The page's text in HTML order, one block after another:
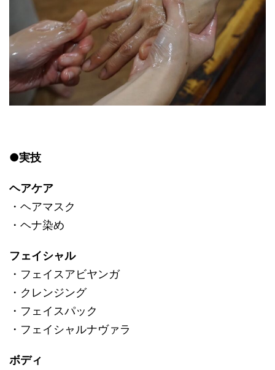
●実技
ヘアケア
・ヘアマスク
・ヘナ染め
フェイシャル
・フェイスアビヤンガ
・クレンジング
・フェイスパック
・フェイシャルナヴァラ
ボディ